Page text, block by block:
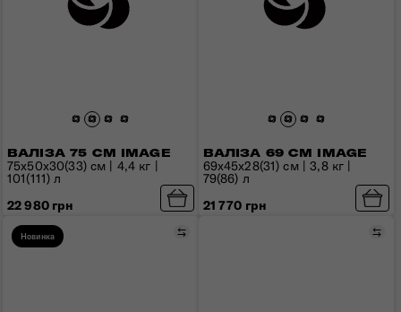
ВАЛІЗА 75 СМ IMAGE
75x50x30(33) см | 4,4 кг |
101(111) л
22 980 грн
ВАЛІЗА 69 СМ IMAGE
69x45x28(31) см | 3,8 кг |
79(86) л
21 770 грн
Новинка Порівняти